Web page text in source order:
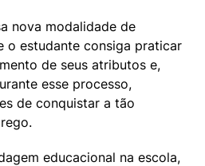
nova modalidade de
o estudante consiga praticar
de seus atributos e,
esse processo,
de conquistar a tão
educacional na escola,